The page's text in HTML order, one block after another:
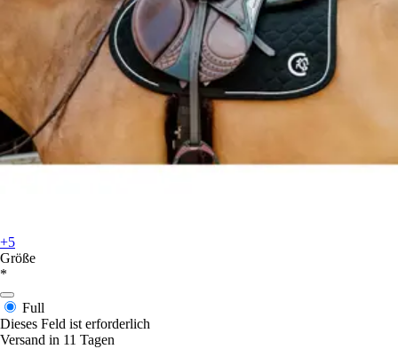
+5
Größe
*
Full
Dieses Feld ist erforderlich
Versand in 11 Tagen